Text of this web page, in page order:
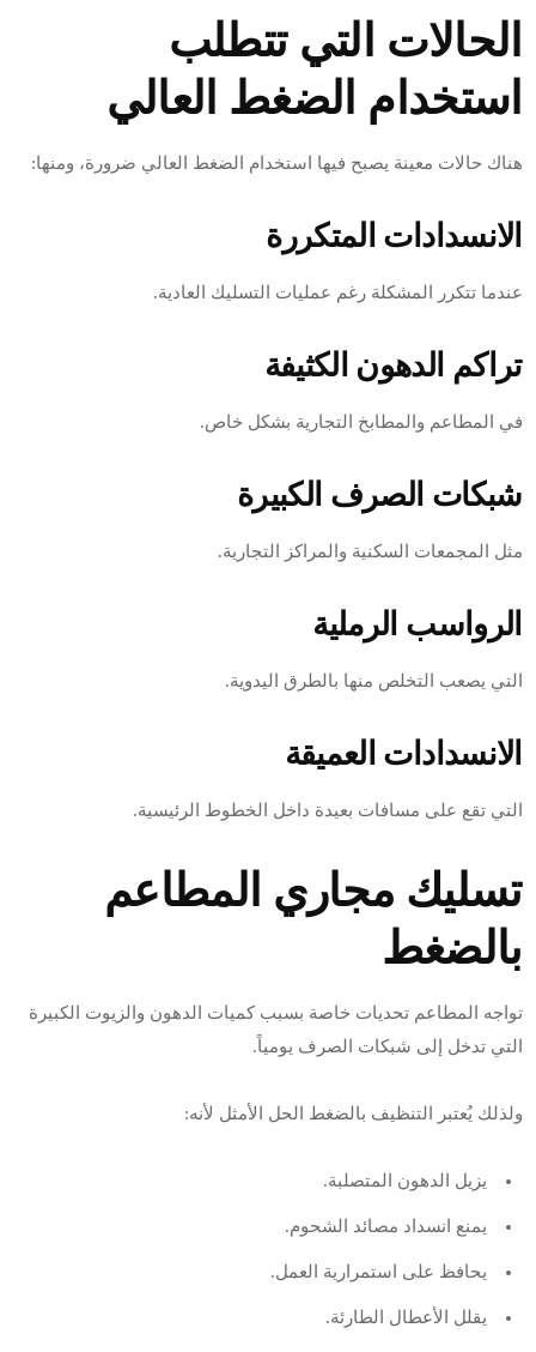
الحالات التي تتطلب
استخدام الضغط العالي
هناك حالات معينة يصبح فيها استخدام الضغط العالي ضرورة، ومنها:
الانسدادات المتكررة
عندما تتكرر المشكلة رغم عمليات التسليك العادية.
تراكم الدهون الكثيفة
في المطاعم والمطابخ التجارية بشكل خاص.
شبكات الصرف الكبيرة
مثل المجمعات السكنية والمراكز التجارية.
الرواسب الرملية
التي يصعب التخلص منها بالطرق اليدوية.
الانسدادات العميقة
التي تقع على مسافات بعيدة داخل الخطوط الرئيسية.
تسليك مجاري المطاعم
بالضغط
تواجه المطاعم تحديات خاصة بسبب كميات الدهون والزيوت الكبيرة
التي تدخل إلى شبكات الصرف يومياً.
ولذلك يُعتبر التنظيف بالضغط الحل الأمثل لأنه:
يزيل الدهون المتصلبة.
يمنع انسداد مصائد الشحوم.
يحافظ على استمرارية العمل.
يقلل الأعطال الطارئة.